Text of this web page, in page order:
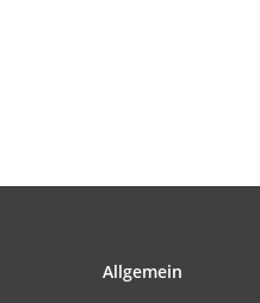
Allgemein